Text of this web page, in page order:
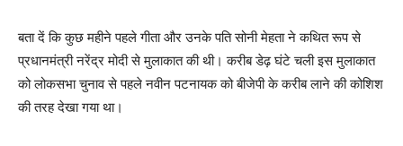
बता दें कि कुछ महीने पहले गीता और उनके पति सोनी मेहता ने कथित रूप से
प्रधानमंत्री नरेंद्र मोदी से मुलाकात की थी। करीब डेढ़ घंटे चली इस मुलाकात
को लोकसभा चुनाव से पहले नवीन पटनायक को बीजेपी के करीब लाने की कोशिश
की तरह देखा गया था।